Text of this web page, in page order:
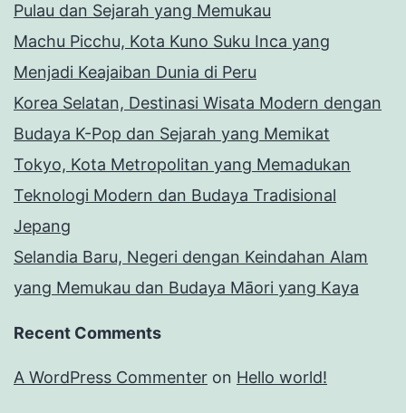
Pulau dan Sejarah yang Memukau
Machu Picchu, Kota Kuno Suku Inca yang
Menjadi Keajaiban Dunia di Peru
Korea Selatan, Destinasi Wisata Modern dengan
Budaya K-Pop dan Sejarah yang Memikat
Tokyo, Kota Metropolitan yang Memadukan
Teknologi Modern dan Budaya Tradisional
Jepang
Selandia Baru, Negeri dengan Keindahan Alam
yang Memukau dan Budaya Māori yang Kaya
Recent Comments
A WordPress Commenter on Hello world!